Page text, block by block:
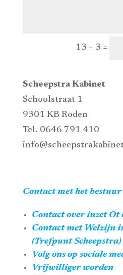
13 + 3 =
Scheepstra Kabinet
Schoolstraat 1
9301 KB Roden
Tel. 0646 791 410
Contact met het bestuur
Contact over inzet Ot
Contact met Welzijn
(Trefpunt Scheepstra)
Volg ons op sociale
Vrijwilliger worden